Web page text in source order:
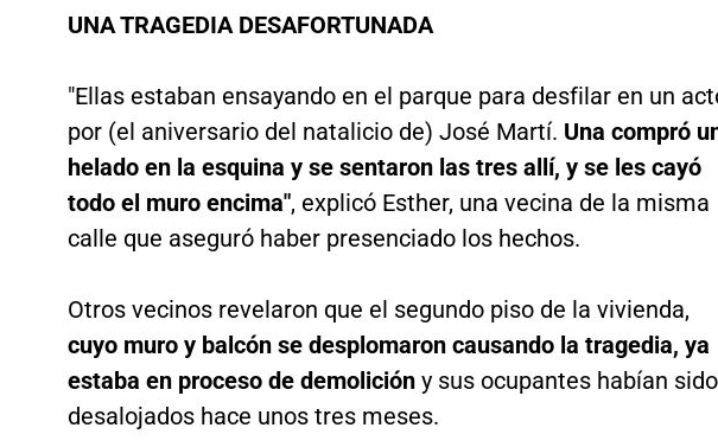
UNA TRAGEDIA DESAFORTUNADA
"Ellas estaban ensayando en el parque para desfilar en un
por (el aniversario del natalicio de) José Martí. Una compró
helado en la esquina y se sentaron las tres allí, y se les cayó
todo el muro encima", explicó Esther, una vecina de la misma
calle que aseguró haber presenciado los hechos.
Otros vecinos revelaron que el segundo piso de la vivienda,
cuyo muro y balcón se desplomaron causando la tragedia, ya
estaba en proceso de demolicióny sus ocupantes habían sido
desalojados hace unos tres meses.